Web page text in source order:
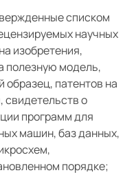
года
списком
научных
изобретения,
полезную модель,
патентов на
о
программ для
машин, баз данных,
порядке;